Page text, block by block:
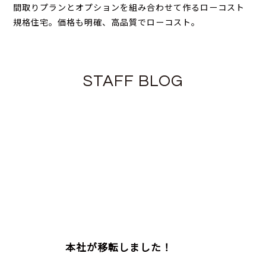
間取りプランとオプションを組み合わせて作るローコスト
規格住宅。価格も明確、高品質でローコスト。
STAFF BLOG
本社が移転しました！